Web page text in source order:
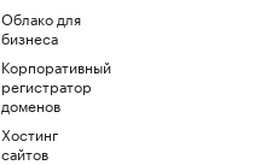
Облако для
бизнеса
Корпоративный
регистратор
доменов
Хостинг
сайтов